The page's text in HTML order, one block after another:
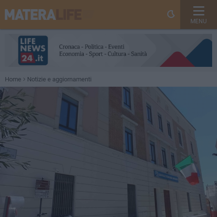
MENU
Home Notizie e aggiornamenti